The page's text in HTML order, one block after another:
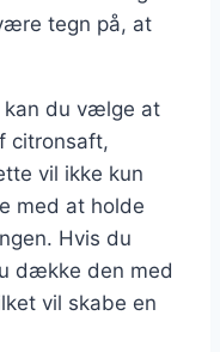
tegn på, at
kan du vælge at
citronsaft,
vil ikke kun
med at holde
Hvis du
dække den med
vil skabe en